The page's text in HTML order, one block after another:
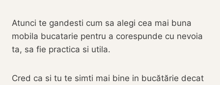
Atunci te gandesti cum sa alegi cea mai buna
mobila bucatarie pentru a corespunde cu nevoia
ta, sa fie practica si utila.
Cred ca si tu te simti mai bine in bucătărie decat